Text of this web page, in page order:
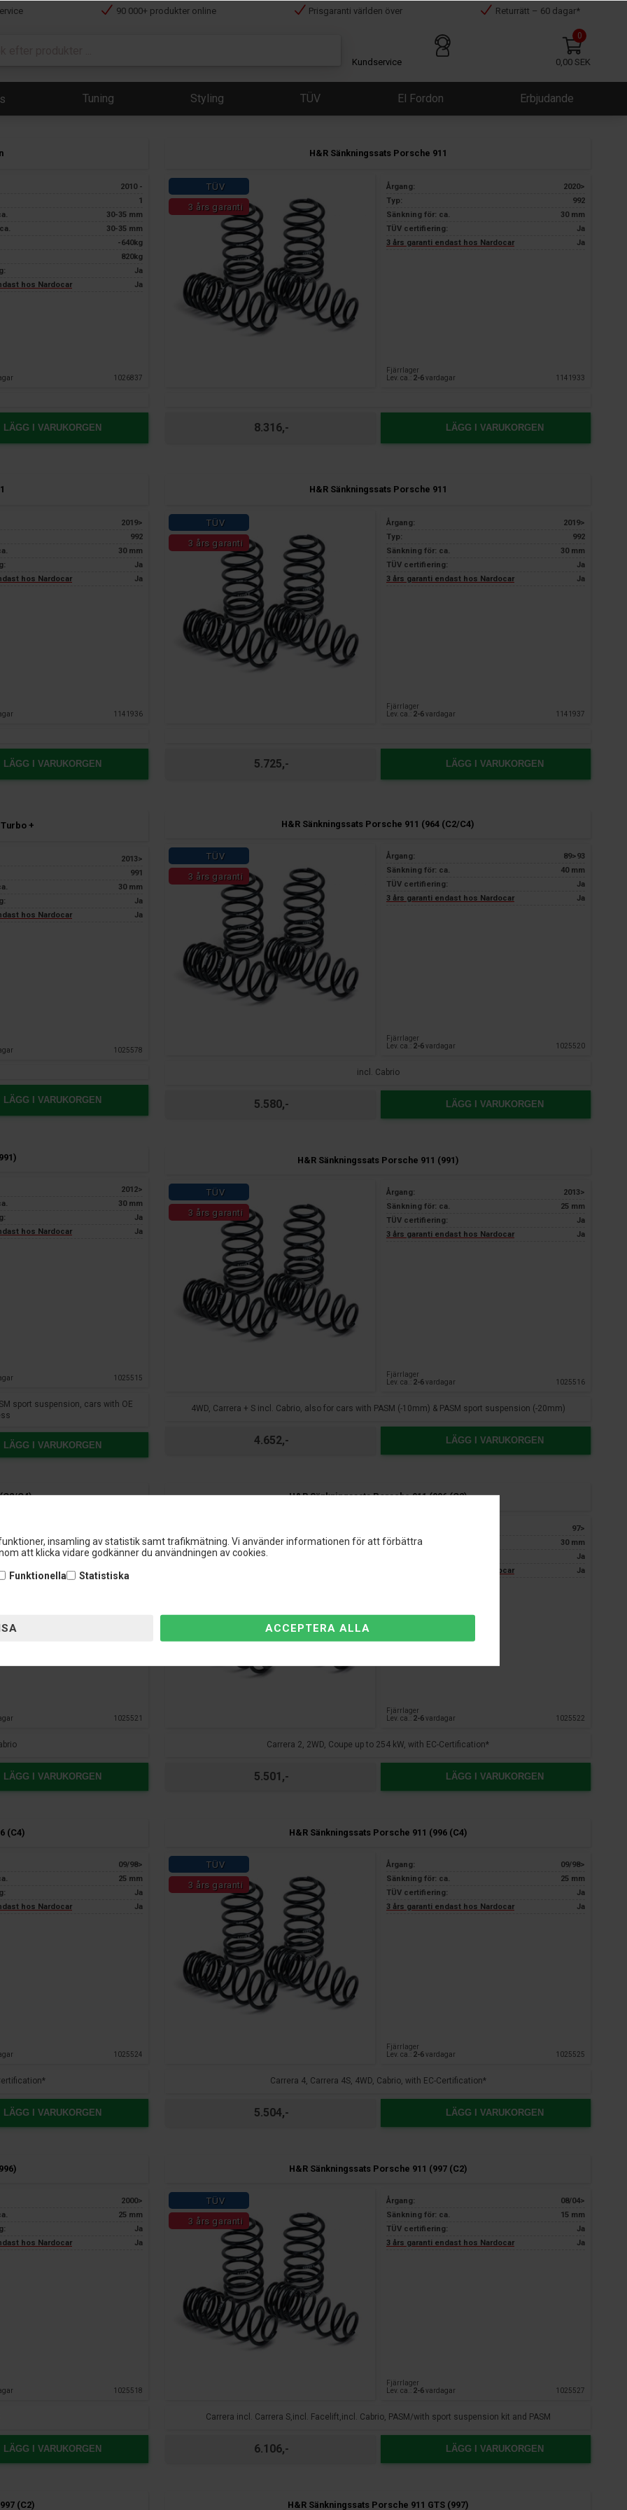
insamling av statistik samt trafikmätning. Vi använder informationen för att förbättra
att klicka vidare godkänner du användningen av cookies.
Funktionella
Statistiska
90 000+ produkter online Prisgaranti världen över Returrätt – 60 dagar*
Kundservice
0
0,00 SEK
Tuning Styling TÜV El Fordon Erbjudande
2010 -
1
30-35 mm
30-35 mm
-640kg
820kg
Ja
hos Nardocar
Ja
1026837
LÄGG I VARUKORGEN
H&R Sänkningssats Porsche 911
TÜV
3 års garanti
Årgang:
2020>
Typ:
992
Sänkning för: ca.
30 mm
TÜV certifiering:
Ja
3 års garanti endast hos Nardocar
Ja
Fjärrlager
Lev. ca.: 2-6vardagar 1141933
8.316,- LÄGG I VARUKORGEN
2019>
992
30 mm
Ja
hos Nardocar
Ja
1141936
LÄGG I VARUKORGEN
H&R Sänkningssats Porsche 911
TÜV
3 års garanti
Årgang:
2019>
Typ:
992
Sänkning för: ca.
30 mm
TÜV certifiering:
Ja
3 års garanti endast hos Nardocar
Ja
Fjärrlager
Lev. ca.: 2-6vardagar 1141937
5.725,- LÄGG I VARUKORGEN
+
2013>
991
30 mm
Ja
hos Nardocar
Ja
1025578
LÄGG I VARUKORGEN
H&R Sänkningssats Porsche 911 (964 (C2/C4)
TÜV
3 års garanti
Årgang:
89>93
Sänkning för: ca.
40 mm
TÜV certifiering:
Ja
3 års garanti endast hos Nardocar
Ja
Fjärrlager
Lev. ca.: 2-6vardagar 1025520
incl. Cabrio
5.580,- LÄGG I VARUKORGEN
2012>
30 mm
Ja
hos Nardocar
Ja
1025515
sport suspension, cars with OE
LÄGG I VARUKORGEN
H&R Sänkningssats Porsche 911 (991)
TÜV
3 års garanti
Årgang:
2013>
Sänkning för: ca.
25 mm
TÜV certifiering:
Ja
3 års garanti endast hos Nardocar
Ja
Fjärrlager
Lev. ca.: 2-6vardagar 1025516
4WD, Carrera + S incl. Cabrio, also for cars with PASM (-10mm) & PASM sport suspension (-20mm)
4.652,- LÄGG I VARUKORGEN
C4)
30 mm
Ja
hos Nardocar
1025521
LÄGG I VARUKORGEN
H&R Sänkningssats Porsche 911 (996 (C2)
3 års garanti
97>
Sänkning för: ca.
30 mm
Ja
3 års garanti endast hos Nardocar
Ja
Fjärrlager
Lev. ca.: 2-6vardagar 1025522
Carrera 2, 2WD, Coupe up to 254 kW, with EC-Certification*
5.501,- LÄGG I VARUKORGEN
(C4)
09/98>
25 mm
Ja
hos Nardocar
Ja
1025524
LÄGG I VARUKORGEN
H&R Sänkningssats Porsche 911 (996 (C4)
TÜV
3 års garanti
Årgang:
09/98>
Sänkning för: ca.
25 mm
TÜV certifiering:
Ja
3 års garanti endast hos Nardocar
Ja
Fjärrlager
Lev. ca.: 2-6vardagar 1025525
Carrera 4, Carrera 4S, 4WD, Cabrio, with EC-Certification*
5.504,- LÄGG I VARUKORGEN
2000>
25 mm
Ja
hos Nardocar
Ja
1025518
LÄGG I VARUKORGEN
H&R Sänkningssats Porsche 911 (997 (C2)
TÜV
3 års garanti
Årgang:
08/04>
Sänkning för: ca.
15 mm
TÜV certifiering:
Ja
3 års garanti endast hos Nardocar
Ja
Fjärrlager
Lev. ca.: 2-6vardagar 1025527
Carrera incl. Carrera S,incl. Facelift,incl. Cabrio, PASM/with sport suspension kit and PASM
6.106,- LÄGG I VARUKORGEN
(C2) H&R Sänkningssats Porsche 911 GTS (997)